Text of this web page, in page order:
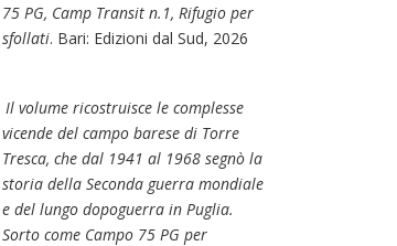
75 PG, Camp Transit n.1, Rifugio per
sfollati. Bari: Edizioni dal Sud, 2026
Il volume ricostruisce le complesse
vicende del campo barese di Torre
Tresca, che dal 1941 al 1968 segnò la
storia della Seconda guerra mondiale
e del lungo dopoguerra in Puglia.
Sorto come Campo 75 PG per